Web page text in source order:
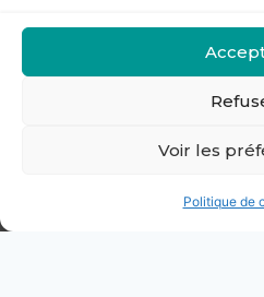
Voir les
Politique de
Notre équipe